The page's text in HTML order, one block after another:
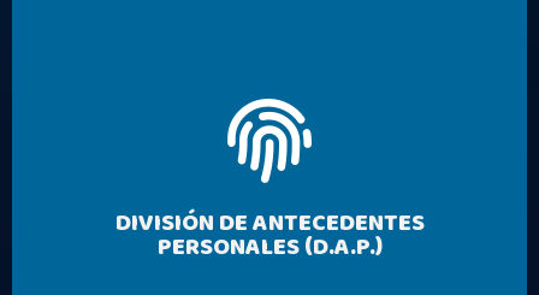
DIVISIÓN DE ANTECEDENTES
PERSONALES (D.A.P.)